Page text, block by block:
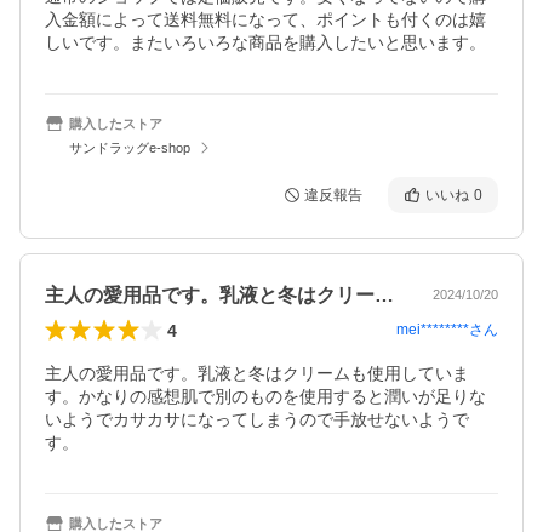
入金額によって送料無料になって、ポイントも付くのは嬉
しいです。またいろいろな商品を購入したいと思います。
購入したストア
サンドラッグe-shop
違反報告 いいね 0
主人の愛用品です。乳液と冬はクリームも… 2024/10/20
4 mei********さん
主人の愛用品です。乳液と冬はクリームも使用していま
す。かなりの感想肌で別のものを使用すると潤いが足りな
いようでカサカサになってしまうので手放せないようで
す。
購入したストア